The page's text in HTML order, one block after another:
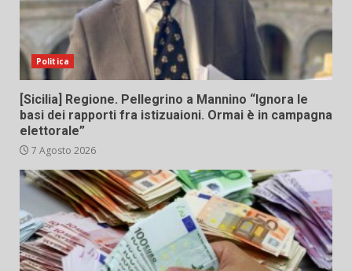
Politica
[Sicilia] Regione. Pellegrino a Mannino “Ignora le
basi dei rapporti fra istizuaioni. Ormai è in campagna
elettorale”
7 Agosto 2026